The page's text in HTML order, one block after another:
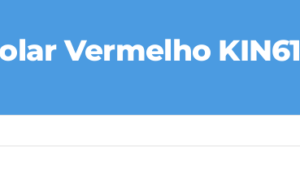
Vermelho KIN61